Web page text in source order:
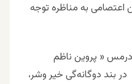
به مناظره توجه
درمس « پروین ناظم
بند دوگانه‌گی خیر وشر،